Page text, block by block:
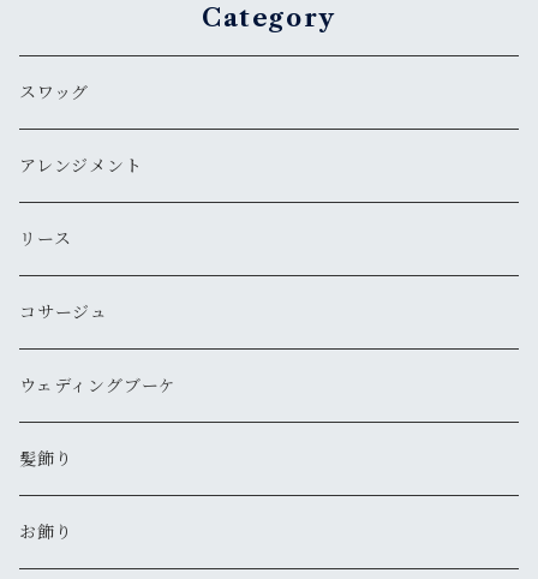
Category
スワッグ
アレンジメント
リース
コサージュ
ウェディングブーケ
髪飾り
お飾り